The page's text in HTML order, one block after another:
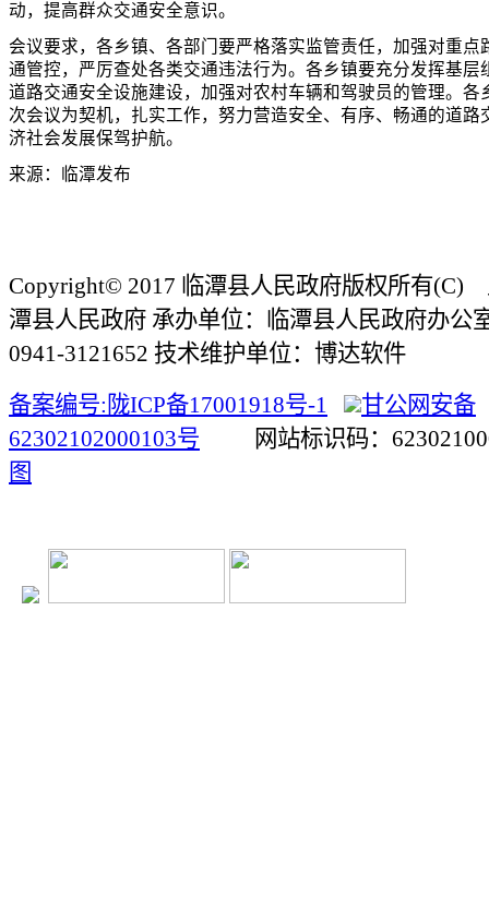
动，提高群众交通安全意识。
会议要求，各乡镇、各部门要严格落实监管责任，加强对重点
通管控，严厉查处各类交通违法行为。各乡镇要充分发挥基层
道路交通安全设施建设，加强对农村车辆和驾驶员的管理。各
次会议为契机，扎实工作，努力营造安全、有序、畅通的道路
济社会发展保驾护航。
来源：临潭发布
Copyright© 2017 临潭县人民政府版权所有(C)
潭县人民政府 承办单位：临潭县人民政府办
0941-3121652 技术维护单位：博达软件
备案编号:陇ICP备17001918号-1
甘公网安备
62302102000103号 网站标识码：
图